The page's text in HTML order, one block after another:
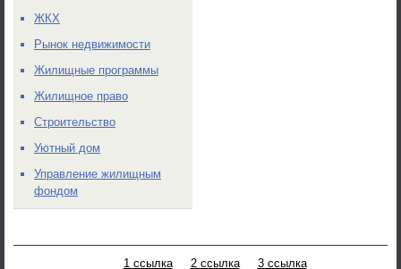
ЖКХ
Рынок недвижимости
Жилищные программы
Жилищное право
Строительство
Уютный дом
Управление жилищным
фондом
1 ссылка 2 ссылка 3 ссылка